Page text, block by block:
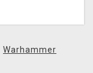
Warhammer